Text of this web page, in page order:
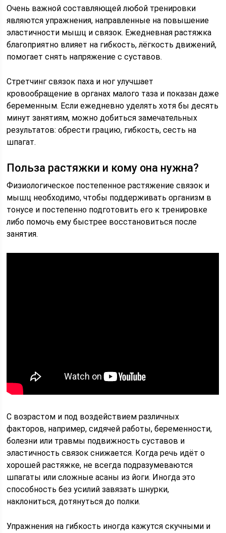
Очень важной составляющей любой тренировки
являются упражнения, направленные на повышение
эластичности мышц и связок. Ежедневная растяжка
благоприятно влияет на гибкость, лёгкость движений,
помогает снять напряжение с суставов.
Стретчинг связок паха и ног улучшает
кровообращение в органах малого таза и показан даже
беременным. Если ежедневно уделять хотя бы десять
минут занятиям, можно добиться замечательных
результатов: обрести грацию, гибкость, сесть на
шпагат.
Польза растяжки и кому она нужна?
Физиологическое постепенное растяжение связок и
мышц необходимо, чтобы поддерживать организм в
тонусе и постепенно подготовить его к тренировке
либо помочь ему быстрее восстановиться после
занятия.
С возрастом и под воздействием различных
факторов, например, сидячей работы, беременности,
болезни или травмы подвижность суставов и
эластичность связок снижается. Когда речь идёт о
хорошей растяжке, не всегда подразумеваются
шпагаты или сложные асаны из йоги. Иногда это
способность без усилий завязать шнурки,
наклониться, дотянуться до полки.
Упражнения на гибкость иногда кажутся скучными и